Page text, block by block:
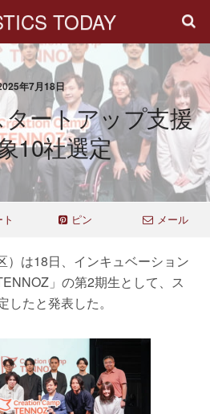
TODAY
年7月18日
ートアップ支援
10社選定
ピン メール
）は18日、インキュベーション
」の第2期生として、ス
たと発表した。